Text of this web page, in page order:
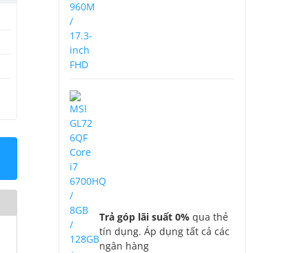
Trả góp lãi suất 0%qua thẻ
tín dụng. Áp dụng tất cả các
ngân hàng